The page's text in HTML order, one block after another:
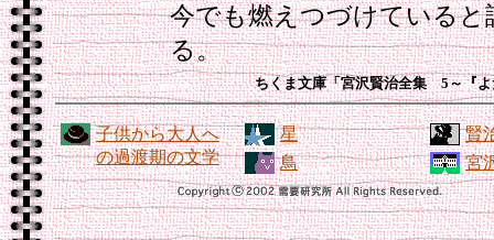
今でも燃えつづけていると
る。
ちくま文庫「宮沢賢治全集 5～『よ
子供から大人へ
の過渡期の文学
星
鳥
賢
宮